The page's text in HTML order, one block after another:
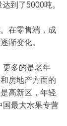
到了5000吨。
在零售端，成
渐变化。
更多的是老年
房地产方面的
高新区，年轻
国最大水果专营